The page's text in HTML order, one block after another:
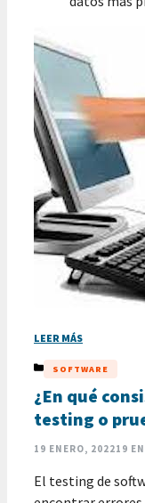
LEER MÁS
CATEGORÍAS
SOFTWARE
¿En qué
testing o
19 ENERO, 202219
El testing de